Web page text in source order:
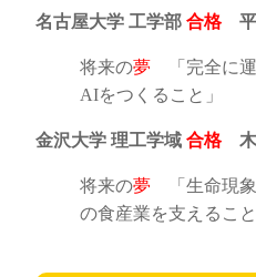
名古屋大学 工学部 合格平
将来の夢 「完全に
AIをつくること」
金沢大学 理工学域 合格木
将来の夢 「生命現象
の食産業を支えること